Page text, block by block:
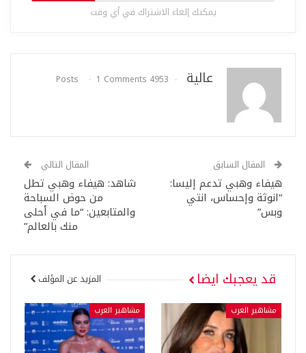
يمكنك إلغاء الاشتراك في أي وقت
عالية 4953 Posts
1 Comments
المقال السابق
هيفاء وهبي تدعم إليسا:
“انوثة وإحساس، انتي
وبس”
المقال التالي
شاهد: هيفاء وهبي تطل
من حوض السباحة
والمتابعين: “ما في أحلى
منك بالعالم”
قد يعجبك ايضا المزيد عن المؤلف
مشاهير العرب مشاهير العرب